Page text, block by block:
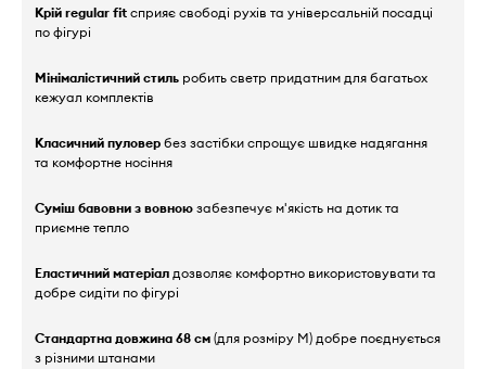
Крій regular fit сприяє свободі рухів та універсальній посадці
по фігурі
Мінімалістичний стиль робить светр придатним для багатьох
кежуал комплектів
Класичний пуловер без застібки спрощує швидке надягання
та комфортне носіння
Суміш бавовни з вовною забезпечує м'якість на дотик та
приємне тепло
Еластичний матеріал дозволяє комфортно використовувати та
добре сидіти по фігурі
Стандартна довжина 68 см (для розміру M) добре поєднується
з різними штанами